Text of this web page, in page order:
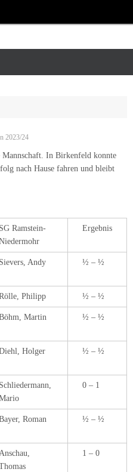
2023/24
In Birkenfeld konnte
nach Hause fahren und bleibt
SG Ramstein-
Ergebnis
Sievers, Andy ½ – ½
Philipp ½ – ½
Martin ½ – ½
Holger ½ – ½
Schliedermann,
0 – 1
Roman ½ – ½
1 – 0